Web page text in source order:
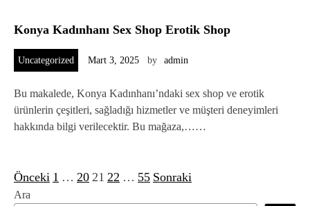
Konya Kadınhanı Sex Shop Erotik Shop
Uncategorized Mart 3, 2025 by admin
Bu makalede, Konya Kadınhanı’ndaki sex shop ve erotik
ürünlerin çeşitleri, sağladığı hizmetler ve müşteri deneyimleri
hakkında bilgi verilecektir. Bu mağaza,……
Y
Önceki 1 … 20 21 22 … 55 Sonraki
Ara